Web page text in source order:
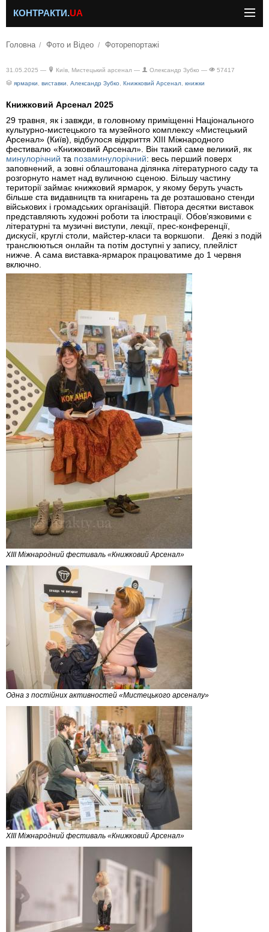
КОНТРАКТИ.UA
Головна Фото и Відео Фоторепортажі
31.05.2025 — Київ, Мистецький арсенал — Олександр Зубко —
57417
ярмарки
виставки Александр Зубко Книжковий Арсенал книжки
Книжковий Арсенал 2025
29 травня, як і завжди, в головному приміщенні Національного
культурно-мистецького та музейного комплексу «Мистецький
Арсенал» (Київ), відбулося відкриття XIII Міжнародного
фестивалю «Книжковий Арсенал». Він такий саме великий, як
минулорічний та позаминулорічний: весь перший поверх
заповнений, а зовні облаштована ділянка літературного саду та
розгорнуто намет над вуличною сценою. Більшу частину
території займає книжковий ярмарок, у якому беруть участь
більше ста видавництв та книгарень та де розташовано стенди
військових і громадських організацій. Півтора десятки виставок
представляють художні роботи та ілюстрації. Обов’язковими є
літературні та музичні виступи, лекції, прес-конференції,
дискусії, круглі столи, майстер-класи та воркшопи. Деякі з подій
транслюються онлайн та потім доступні у запису, плейліст
нижче. А сама виставка-ярмарок працюватиме до 1 червня
включно.
XIII Міжнародний фестиваль «Книжковий Арсенал»
Одна з постійних активностей «Мистецького арсеналу»
XIII Міжнародний фестиваль «Книжковий Арсенал»